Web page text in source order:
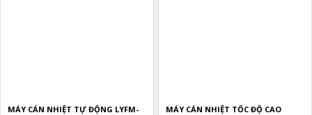
MÁY CÁN NHIỆT TỰ ĐỘNG LYFM-
MÁY CÁN NHIỆT TỐC ĐỘ CAO